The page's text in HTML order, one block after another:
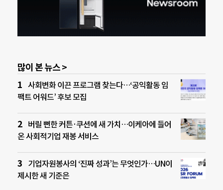
많이 본 뉴스 >
사회변화 이끈 프로그램 찾는다…‘공익활동 임
팩트 어워드’ 후보 모집
버릴 뻔한 커튼·쿠션에 새 가치…이케아에 들어
온 사회적기업 재봉 서비스
기업자원봉사의 ‘진짜 성과’는 무엇인가…UN이
제시한 새 기준은